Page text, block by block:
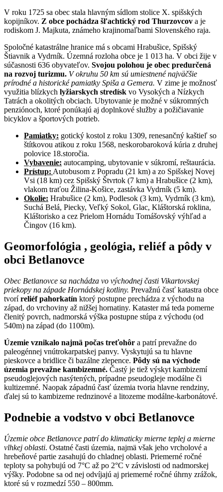
V roku 1725 sa obec stala hlavným sídlom stolice X. spišských
kopijníkov. Z obce pochádza šľachtický rod Thurzovcov a je
rodiskom J. Majkuta, známeho krajinomaľbami Slovenského raja.
Spoločné katastrálne hranice má s obcami Hrabušice, Spišský
Štiavnik a Vydrník. Územná rozloha obce je 1 013 ha. V obci žije v
súčasnosti 636 obyvateľov. Svojou polohou je obec predurčená
na rozvoj turizmu. V okruhu 50 km sú umiestnené najväčšie
prírodné a historické pamiatky Spiša a Gemera. V zime je možnosť
využitia blízkych lyžiarskych stredísk vo Vysokých a Nízkych
Tatrách a okolitých obciach. Ubytovanie je možné v súkromných
penziónoch, ktoré ponúkajú aj doplnkové služby a požičiavanie
bicyklov a športových potrieb.
Pamiatky: gotický kostol z roku 1309, renesančný kaštieľ so
štítkovou atikou z roku 1568, neskorobaroková kúria z druhej
polovice 18.storočia.
Vybavenie: autocamping, ubytovanie v súkromí, reštaurácia.
Prístup: Autobusom z Popradu (21 km) a zo Spišskej Novej
Vsi (18 km) cez Spišský Štvrtok (7 km) a Hrabušice (2 km),
vlakom traťou Žilina-Košice, zastávka Vydrník (5 km).
Okolie: Hrabušice (2 km), Podlesok (3 km), Vydrník (3 km),
Suchá Belá, Piecky, Veľký Sokol, Glac, Kláštorská roklina,
Kláštorisko a cez Prielom Hornádu Tomášovský výhľad a
Čingov (16 km).
Geomorfológia , geológia, reliéf a pôdy v
obci Betlanovce
Obec Betlanovce sa nachádza vo východnej časti Vikartovskej
priekopy na západe Hornádskej kotliny. Prevažnú časť katastra obce
tvoríreliéf pahorkatín ktorý postupne prechádza z východu na
západ, do vrchoviny až nižšej hornatiny. Kataster má teda pomerne
členitý povrch, nadmorská výška postupne stúpa z východu (od
540m) na západ (do 1100m).
Územie vznikalo najmä počas treťohôr a patrí prevažne do
paleogénnej vnútrokarpatskej panvy. Vyskytujú sa tu hlavne
pieskovce a bridlice či bazálne zlepence. Pôdy sú na východe
územia prevažne kambizemné. Častý je tiež výskyt kambizemí
pseudoglejových nasýtených, prípadne pseudogleje modálne či
kultizemné. Naopak západnú časť územia tvoria hlavne rendziny,
ďalej sú to kambizeme rednzinové a litozeme modálne-karbonátové.
Podnebie a vodstvo v obci Betlanovce
Územie obce Betlanovce patrí do klimaticky mierne teplej a mierne
vlhkej oblasti. Ostatné časti územia, najmä však jeho vrcholové a
hrebeňové partie zasahujú do chladnej oblasti. Priemerné ročné
teploty sa pohybujú od 7°C až po 2°C v závislosti od nadmorskej
výšky. Podobne sa od nej odvíjajú aj priemerné ročné úhrny zrážok,
ktoré sú v rozmedzí 550 – 800mm.